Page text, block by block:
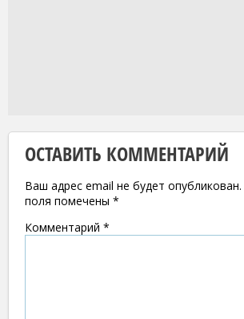
ОСТАВИТЬ КОММЕНТАРИЙ
Ваш адрес email не будет опубликован.
поля помечены *
Комментарий *